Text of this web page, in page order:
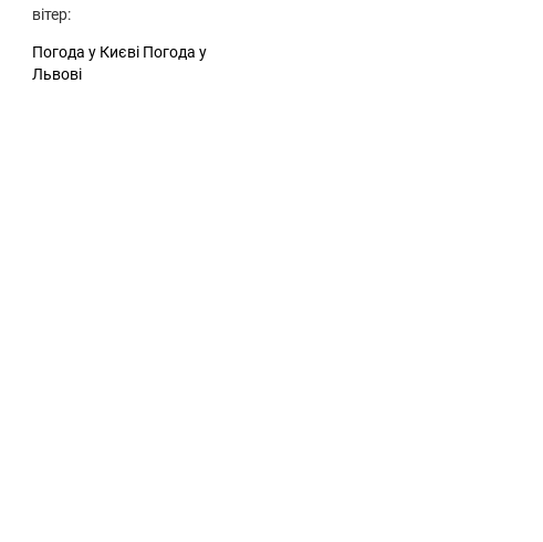
вітер:
Погода у Києві Погода у
Львові